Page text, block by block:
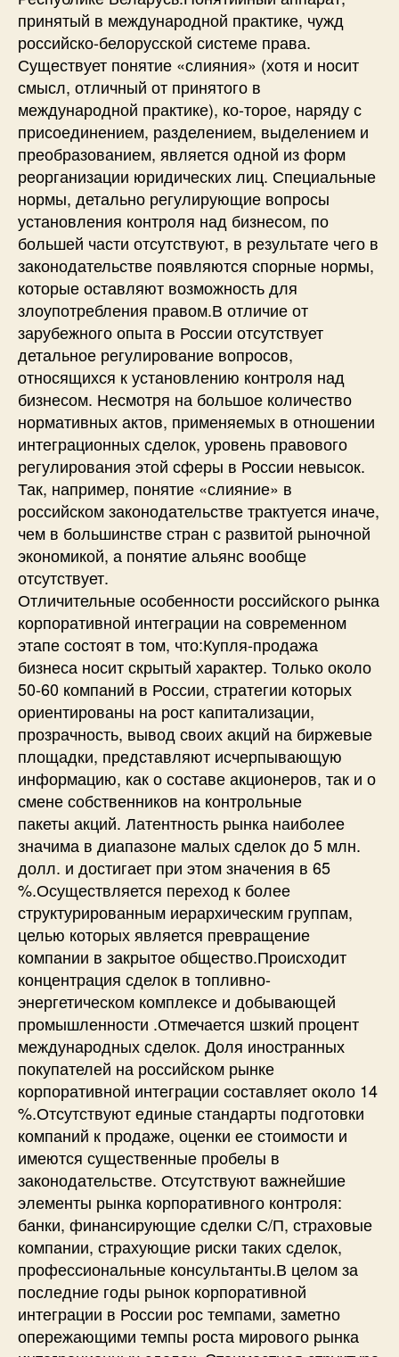
принятый в международной практике, чужд
российско-белорусской системе права.
Существует понятие «слияния» (хотя и носит
смысл, отличный от принятого в
международной практике), ко-торое, наряду с
присоединением, разделением, выделением и
преобразованием, является одной из форм
реорганизации юридических лиц. Специальные
нормы, детально регулирующие вопросы
установления контроля над бизнесом, по
большей части отсутствуют, в результате чего в
законодательстве появляются спорные нормы,
которые оставляют возможность для
злоупотребления правом.В отличие от
зарубежного опыта в России отсутствует
детальное регулирование вопросов,
относящихся к установлению контроля над
бизнесом. Несмотря на большое количество
нормативных актов, применяемых в отношении
интеграционных сделок, уровень правового
регулирования этой сферы в России невысок.
Так, например, понятие «слияние» в
российском законодательстве трактуется иначе,
чем в большинстве стран с развитой рыночной
экономикой, а понятие альянс вообще
отсутствует.
Отличительные особенности российского рынка
корпоративной интеграции на современном
этапе состоят в том, что:Купля-продажа
бизнеса носит скрытый характер. Только около
50-60 компаний в России, стратегии которых
ориентированы на рост капитализации,
прозрачность, вывод своих акций на биржевые
площадки, представляют исчерпывающую
информацию, как о составе акционеров, так и о
смене собственников на контрольные
пакеты акций. Латентность рынка наиболее
значима в диапазоне малых сделок до 5 млн.
долл. и достигает при этом значения в 65
%.Осуществляется переход к более
структурированным иерархическим группам,
целью которых является превращение
компании в закрытое общество.Происходит
концентрация сделок в топливно-
энергетическом комплексе и добывающей
промышленности .Отмечается шзкий процент
международных сделок. Доля иностранных
покупателей на российском рынке
корпоративной интеграции составляет около 14
%.Отсутствуют единые стандарты подготовки
компаний к продаже, оценки ее стоимости и
имеются существенные пробелы в
законодательстве. Отсутствуют важнейшие
элементы рынка корпоративного контроля:
банки, финансирующие сделки С/П, страховые
компании, страхующие риски таких сделок,
профессиональные консультанты.В целом за
последние годы рынок корпоративной
интеграции в России рос темпами, заметно
опережающими темпы роста мирового рынка